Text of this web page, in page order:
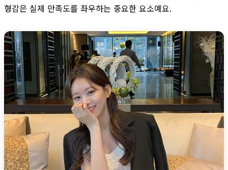
형감은 실제 만족도를 좌우하는 중요한 요소예요.